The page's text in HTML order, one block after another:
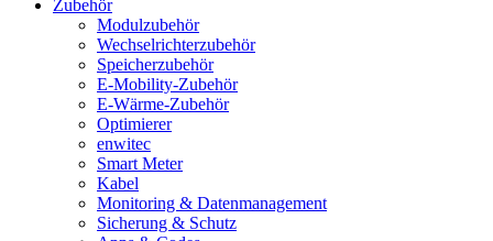
Zubehör
Modulzubehör
Wechselrichterzubehör
Speicherzubehör
E-Mobility-Zubehör
E-Wärme-Zubehör
Optimierer
enwitec
Smart Meter
Kabel
Monitoring & Datenmanagement
Sicherung & Schutz